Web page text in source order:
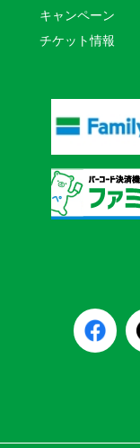
キャンペーン
チケット情報